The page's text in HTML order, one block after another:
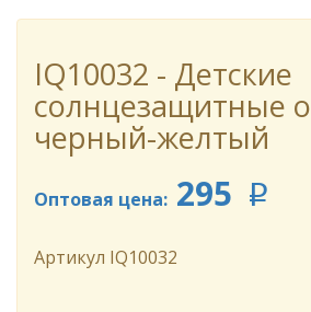
IQ10032 - Детские
солнцезащитные
черный-желтый
Оптовая цена: 295 p
Артикул IQ10032